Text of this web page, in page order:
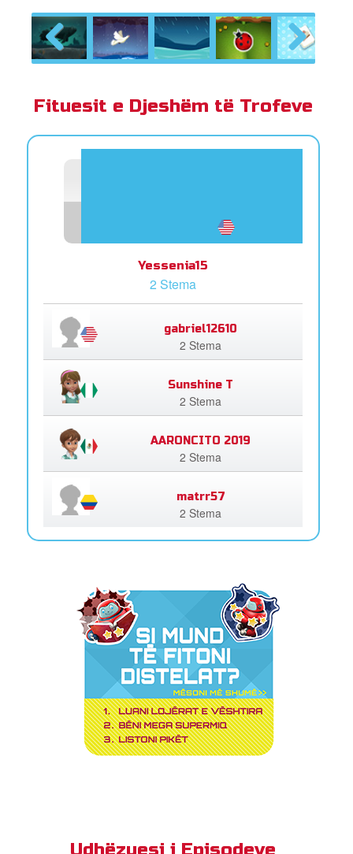
Previous Next
Fituesit e Djeshëm të Trofeve
Yessenia15
2 Stema
gabriel12610
2 Stema
Sunshine T
2 Stema
AARONCITO 2019
2 Stema
matrr57
2 Stema
Udhëzuesi i Episodeve